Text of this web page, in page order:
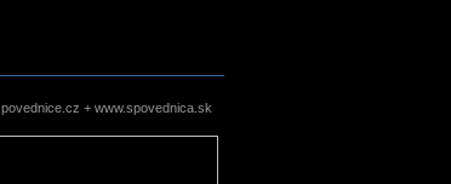
+ www.spovednica.sk